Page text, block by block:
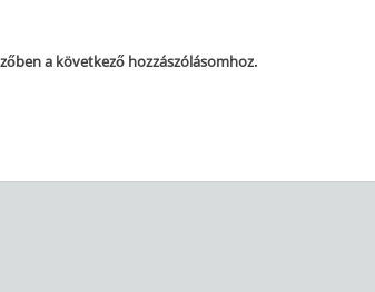
a következő hozzászólásomhoz.